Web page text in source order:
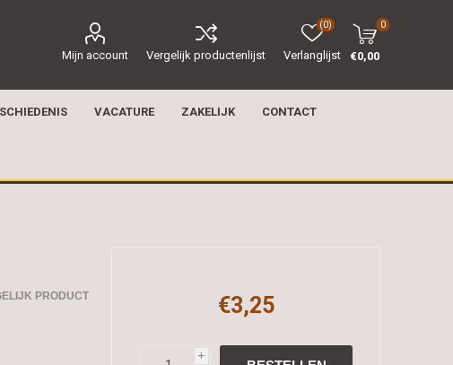
Mijn account Vergelijk productenlijst Verlanglijst
(0) 0
€0,00
VACATURE ZAKELIJK CONTACT
PRODUCT €3,25
i